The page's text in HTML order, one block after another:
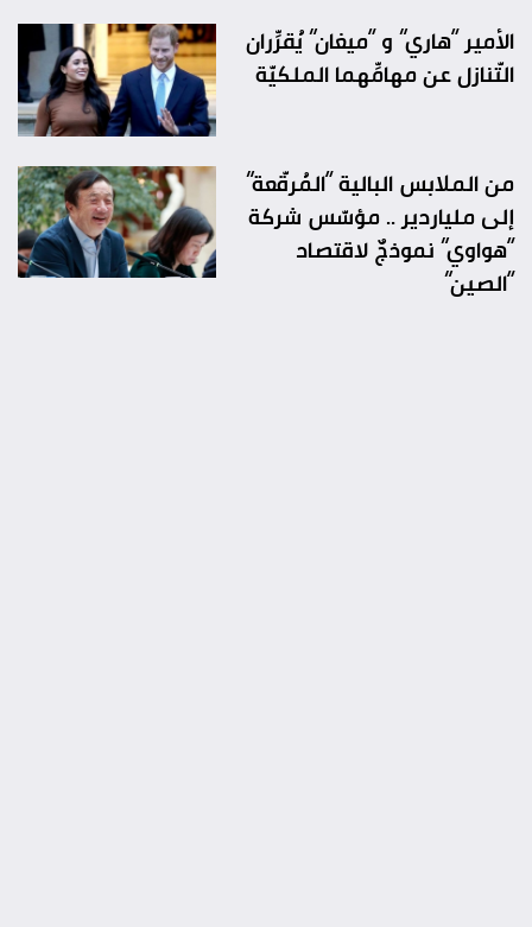
الأمير “هاري” و “ميغان” يُقرِّران
التّنازل عن مهامِّهما الملكيّة
من الملابس البالية “المُرقّعة”
إلى ملياردير .. مؤسّس شركة
“هواوي” نموذجٌ لاقتصاد
“الصين”